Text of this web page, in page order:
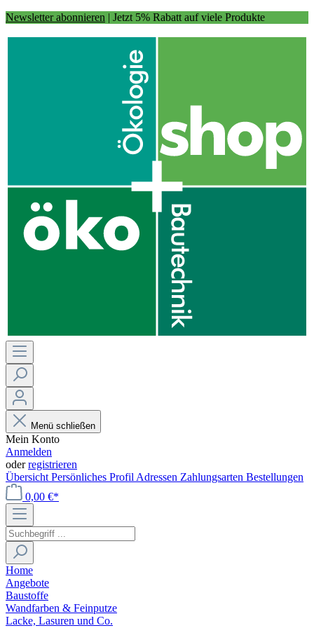
Newsletter abonnieren | Jetzt 5% Rabatt auf viele Produkte
Menü schließen
Mein Konto
Anmelden
oderregistrieren
Übersicht Persönliches Profil Adressen Zahlungsarten Bestellungen
0,00 €*
Home
Angebote
Baustoffe
Wandfarben & Feinputze
Lacke, Lasuren und Co.